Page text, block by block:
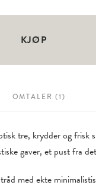
Soap
500ml
KJØP
OMTALER (1)
tre, krydder og
gaver, et pust fra
med ekte